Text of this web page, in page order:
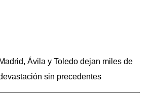
Ávila y Toledo dejan miles de
sin precedentes